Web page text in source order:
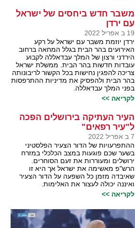
משבר חדש ביחסים של ישראל
עם ירדן
19 ב אפריל 2022
ירדן יוזמת משבר עם ישראל על רקע
האירועים בהר הבית בגלל המחאה ברחוב
הירדני ורצון של המלך עבדאללה לקבוע
עובדות חדשות בהר הבית. ממשלת ישראל
צריכה להפגין נחישות בכל הקשור לריבונותה
בהר הבית ולהפסיק את מדיניות ההתרפסות
בפני המלך עבדאללה.
לקריאה >>
העיר העתיקה בירושלים הפכה
ל"עיר רפאים"
7 ב אפריל 2022
ההתפרעויות של הדור הצעיר הפלסטיני
בשער שכם פוגעות במצב הכלכלי במזרח
ירושלים ומעוררות את זעם הסוחרים.
הרש"פ מאשימה את ישראל אך היא זו
שאיבדה מזמן כל השפעה על הדור הצעיר
ואיננה יכולה לעצור את האלימות.
לקריאה >>